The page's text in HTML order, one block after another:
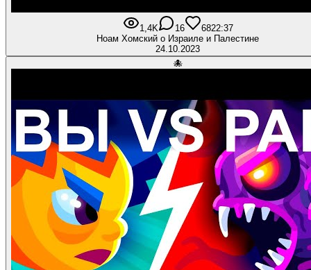
1,4K 16 6822:37
Ноам Хомский о Израиле и Палестине
24.10.2023
🐙